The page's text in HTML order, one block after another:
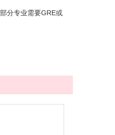
分专业需要GRE或